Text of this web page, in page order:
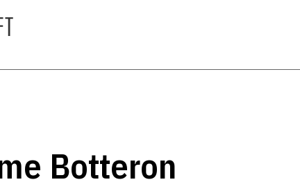
Botteron